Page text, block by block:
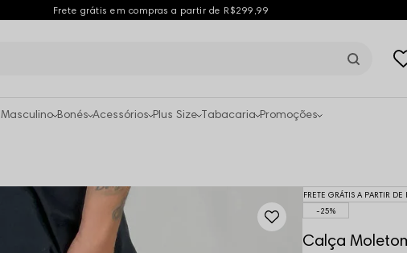
Frete grátis em compras a partir de R$299,99
Masculino Bonés Acessórios Plus Size Tabacaria Promoções
FRETE GRÁTIS A PARTIR
25%
Calça